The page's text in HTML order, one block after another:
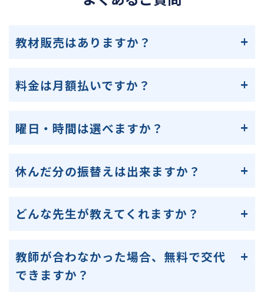
教材販売はありますか？
料金は月額払いですか？
曜日・時間は選べますか？
休んだ分の振替えは出来ますか？
どんな先生が教えてくれますか？
教師が合わなかった場合、無料で交代
できますか？